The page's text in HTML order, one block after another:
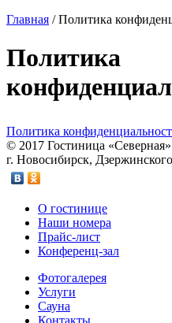
Главная /Политика
Политика
Политика
© 2017 Гостиница «Северная»
г. Новосибирск,
О гостинице
Наши номера
Прайс-лист
Конференц-зал
Фотогалерея
Услуги
Сауна
Контакты